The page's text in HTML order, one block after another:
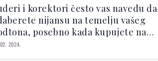
i korektori često vas navedu da
nijansu na temelju vašeg
posebno kada kupujete na
Ali ako ne znate koji je vaš
2024.